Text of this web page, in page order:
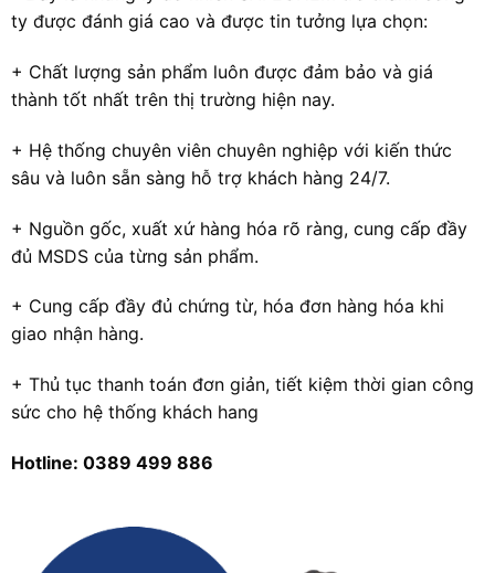
ty được đánh giá cao và được tin tưởng lựa chọn:
+ Chất lượng sản phẩm luôn được đảm bảo và giá
thành tốt nhất trên thị trường hiện nay.
+ Hệ thống chuyên viên chuyên nghiệp với kiến thức
sâu và luôn sẵn sàng hỗ trợ khách hàng 24/7.
+ Nguồn gốc, xuất xứ hàng hóa rõ ràng, cung cấp đầy
đủ MSDS của từng sản phẩm.
+ Cung cấp đầy đủ chứng từ, hóa đơn hàng hóa khi
giao nhận hàng.
+ Thủ tục thanh toán đơn giản, tiết kiệm thời gian công
sức cho hệ thống khách hang
Hotline: 0389 499 886